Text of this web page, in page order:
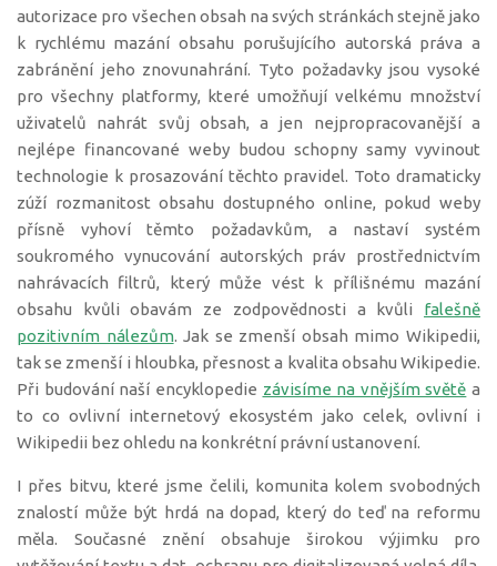
autorizace pro všechen obsah na svých stránkách stejně jako
k rychlému mazání obsahu porušujícího autorská práva a
zabránění jeho znovunahrání. Tyto požadavky jsou vysoké
pro všechny platformy, které umožňují velkému množství
uživatelů nahrát svůj obsah, a jen nejpropracovanější a
nejlépe financované weby budou schopny samy vyvinout
technologie k prosazování těchto pravidel. Toto dramaticky
zúží rozmanitost obsahu dostupného online, pokud weby
přísně vyhoví těmto požadavkům, a nastaví systém
soukromého vynucování autorských práv prostřednictvím
nahrávacích filtrů, který může vést k přílišnému mazání
obsahu kvůli obavám ze zodpovědnosti a kvůli falešně
pozitivním nálezům. Jak se zmenší obsah mimo Wikipedii,
tak se zmenší i hloubka, přesnost a kvalita obsahu Wikipedie.
Při budování naší encyklopedie závisíme na vnějším světě a
to co ovlivní internetový ekosystém jako celek, ovlivní i
Wikipedii bez ohledu na konkrétní právní ustanovení.
I přes bitvu, které jsme čelili, komunita kolem svobodných
znalostí může být hrdá na dopad, který do teď na reformu
měla. Současné znění obsahuje širokou výjimku pro